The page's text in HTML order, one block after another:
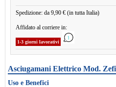
Spedizione: da 9,90 € (in tutta Italia)
Affidato al corriere in:
1-3 giorni lavorativi
Asciugamani Elettrico Mod.
Uso e Benefici